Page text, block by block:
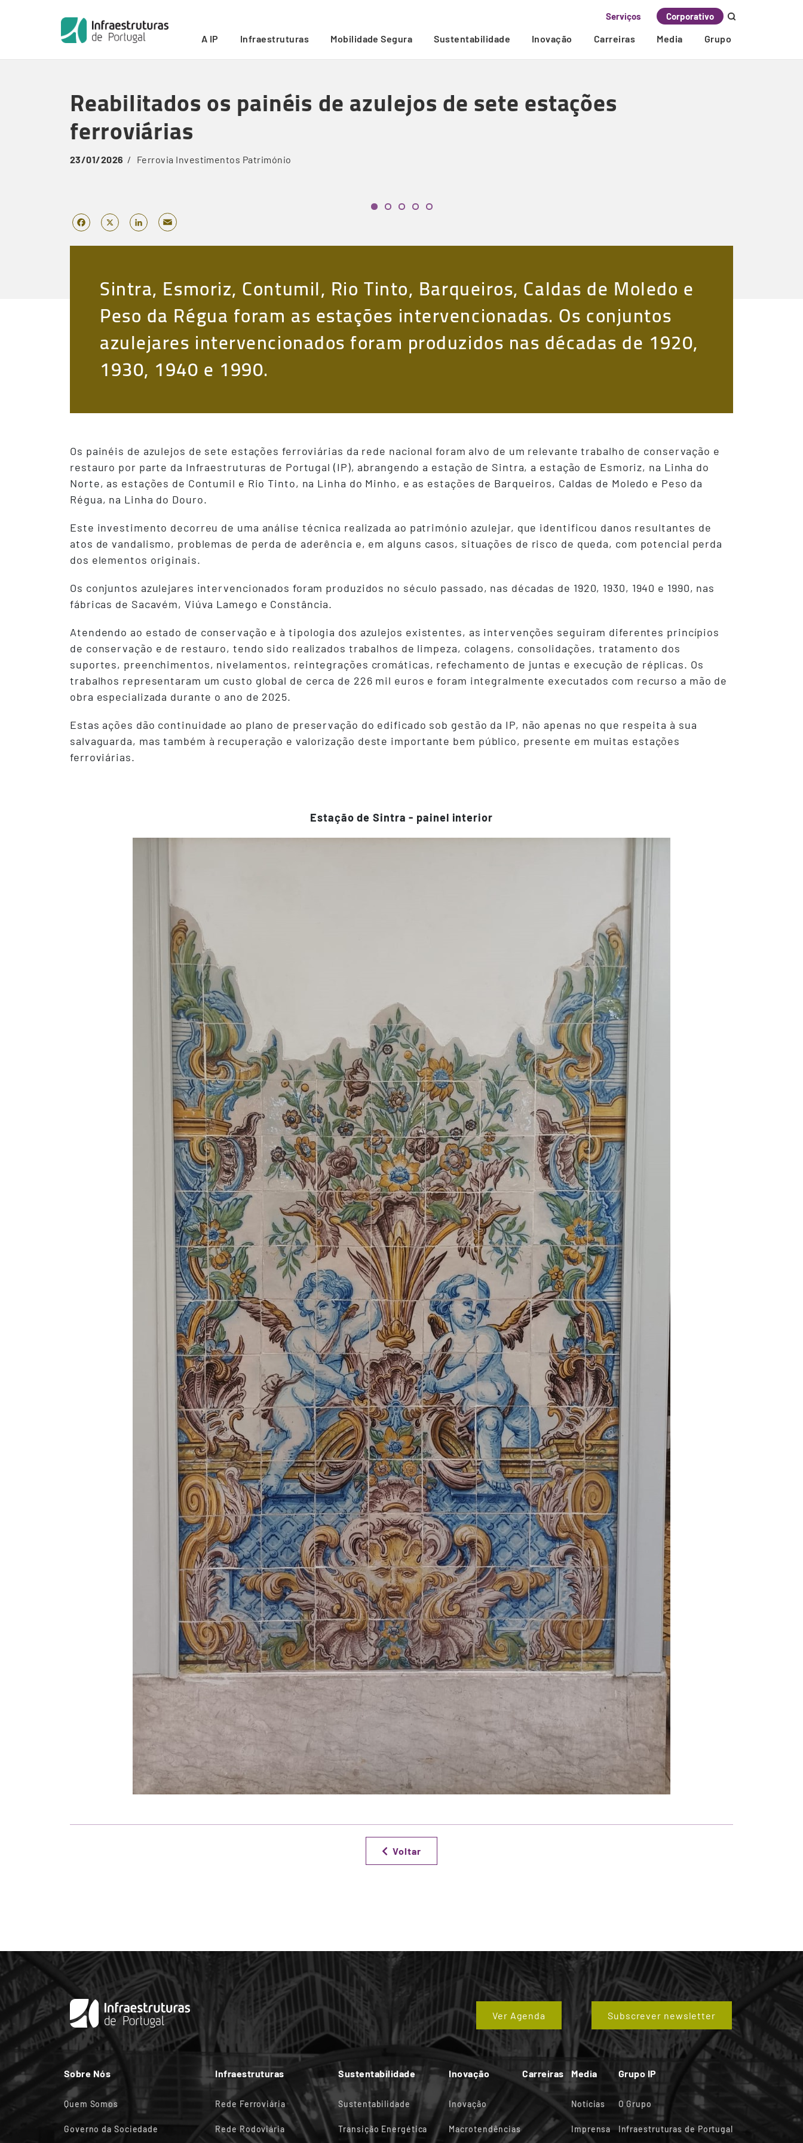
Serviços Corporativo
A IP Infraestruturas Mobilidade Segura Sustentabilidade Inovação Carreiras Media Grupo
Breadcrumb
Reabilitados os painéis de azulejos de sete estações ferroviárias
Reabilitados os painéis de azulejos de sete estações
ferroviárias
23/01/2026 Ferrovia Investimentos Património
Facebook
X LinkedIn
Sintra, Esmoriz, Contumil, Rio Tinto, Barqueiros, Caldas de Moledo e
Peso da Régua foram as estações intervencionadas. Os conjuntos
azulejares intervencionados foram produzidos nas décadas de 1920,
1930, 1940 e 1990.
Os painéis de azulejos de sete estações ferroviárias da rede nacional foram alvo de um relevante trabalho de conservação e
restauro por parte da Infraestruturas de Portugal (IP), abrangendo a estação de Sintra, a estação de Esmoriz, na Linha do
Norte, as estações de Contumil e Rio Tinto, na Linha do Minho, e as estações de Barqueiros, Caldas de Moledo e Peso da
Régua, na Linha do Douro.
Este investimento decorreu de uma análise técnica realizada ao património azulejar, que identificou danos resultantes de
atos de vandalismo, problemas de perda de aderência e, em alguns casos, situações de risco de queda, com potencial perda
dos elementos originais.
Os conjuntos azulejares intervencionados foram produzidos no século passado, nas décadas de 1920, 1930, 1940 e 1990, nas
fábricas de Sacavém, Viúva Lamego e Constância.
Atendendo ao estado de conservação e à tipologia dos azulejos existentes, as intervenções seguiram diferentes princípios
de conservação e de restauro, tendo sido realizados trabalhos de limpeza, colagens, consolidações, tratamento dos
suportes, preenchimentos, nivelamentos, reintegrações cromáticas, refechamento de juntas e execução de réplicas. Os
trabalhos representaram um custo global de cerca de 226 mil euros e foram integralmente executados com recurso a mão de
obra especializada durante o ano de 2025.
Estas ações dão continuidade ao plano de preservação do edificado sob gestão da IP, não apenas no que respeita à sua
salvaguarda, mas também à recuperação e valorização deste importante bem público, presente em muitas estações
ferroviárias.
Estação de Sintra - painel interior
Voltar
Ver Agenda Subscrever newsletter
Sobre Nós
Quem Somos
Governo da Sociedade
Infraestruturas
Rede Ferroviária
Rede Rodoviária
Sustentabilidade
Sustentabilidade
Transição Energética
Inovação
Inovação
Macrotendências
Carreiras Media
Notícias
Imprensa
Grupo IP
O Grupo
Infraestruturas de Portugal